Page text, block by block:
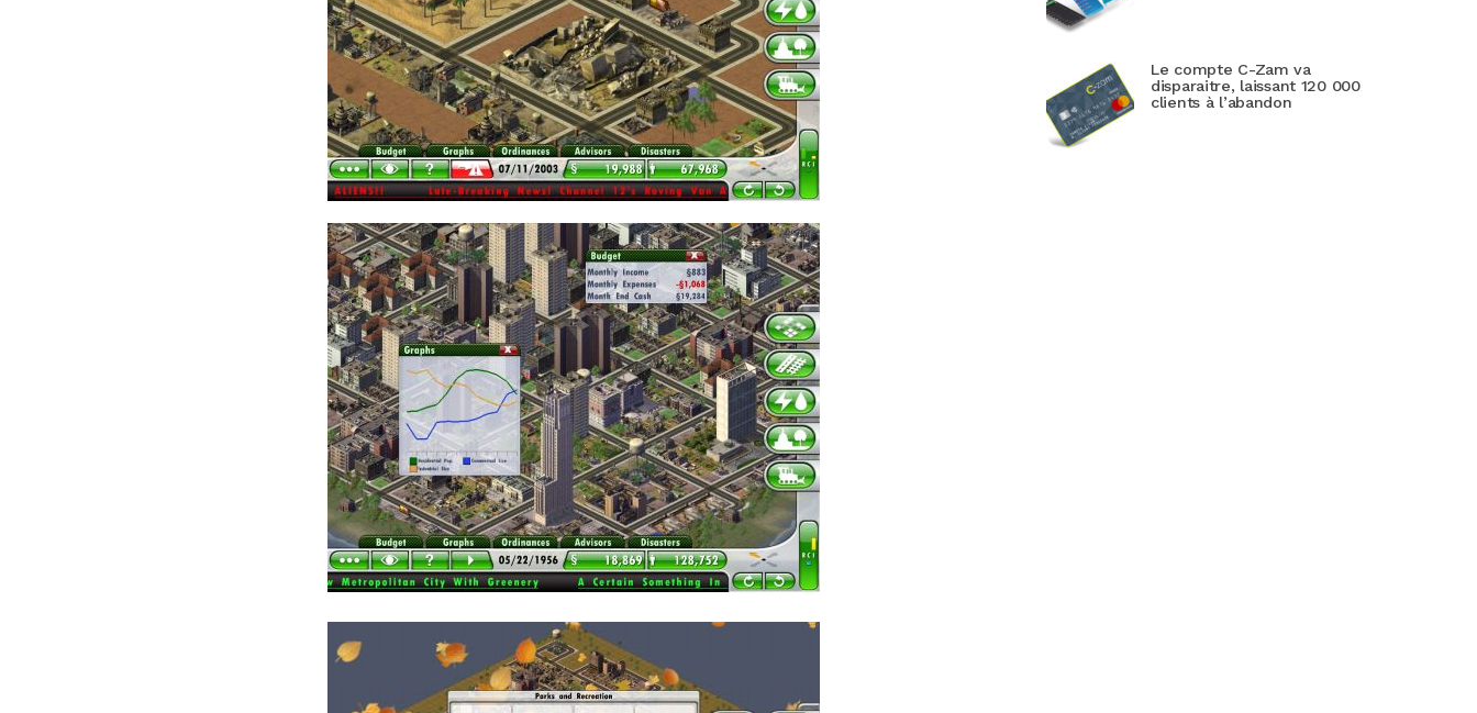
Le compte C-Zam va
disparaitre, laissant 120 000
clients à l’abandon